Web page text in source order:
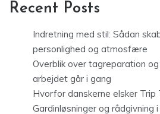
Recent Posts
Indretning med stil: Sådan
personlighed og atmosfære
Overblik over tagreparation
arbejdet går i gang
Hvorfor danskerne elsker Trip
Gardinløsninger og rådgivning